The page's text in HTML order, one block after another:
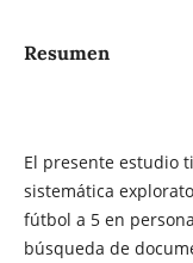
Resumen
El presente estudio
sistemática
fútbol a 5 en
búsqueda de